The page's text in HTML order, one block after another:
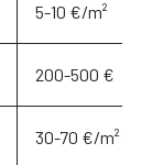
5-10 €/m²
200-500 €
30-70 €/m²